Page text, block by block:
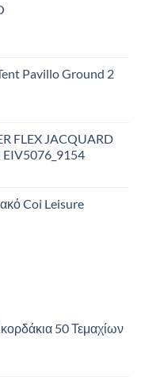
Pavillo Ground 2
FLEX JACQUARD
EIV5076_9154
Coi Leisure
50 Τεμαχίων